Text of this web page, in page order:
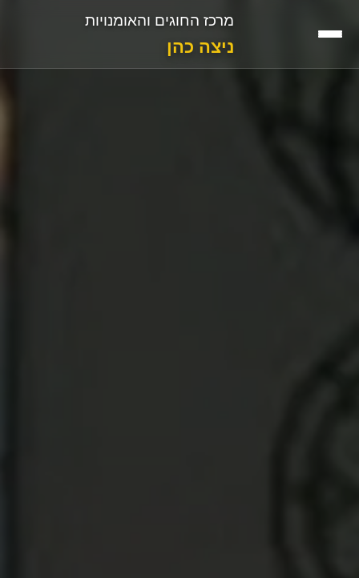
מרכז החוגים והאומנויות
ניצה כהן